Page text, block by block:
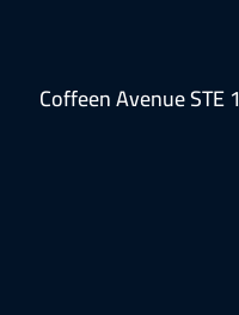
1309 Coffeen Avenue